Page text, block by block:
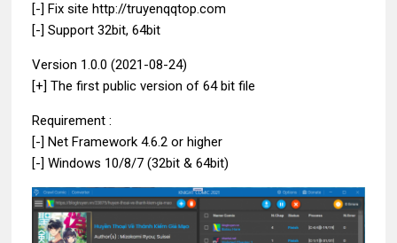
[-] Fix site http://truyenqqtop.com
[-] Support 32bit, 64bit
Version 1.0.0 (2021-08-24)
[+] The first public version of 64 bit file
Requirement :
[-] Net Framework 4.6.2 or higher
[-] Windows 10/8/7 (32bit & 64bit)